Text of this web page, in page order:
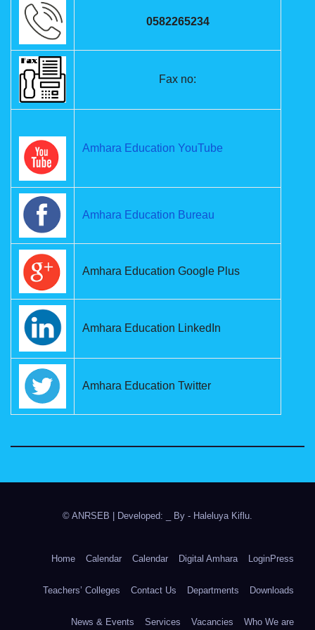
0582265234
Fax no:
Amhara Education YouTube
Amhara Education Bureau
Amhara Education Google Plus
Amhara Education LinkedIn
Amhara Education Twitter
© ANRSEB Developed: _ By - Haleluya Kiflu
Home Calendar Calendar Digital Amhara LoginPress
Teachers’ Colleges Contact Us Departments Downloads
News & Events Services Vacancies Who We are